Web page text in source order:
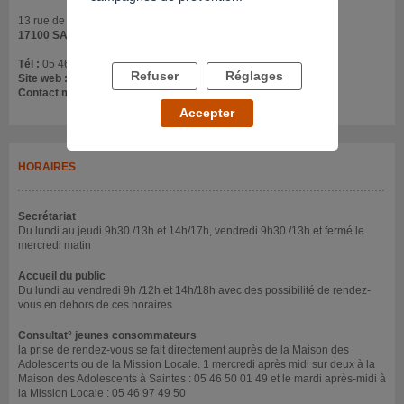
13 rue de Chermignac
17100 SAINTES
Tél : 05 46 93 44 45
Site web :
tremplin17.fr/votre-situation/addict/
Contact mail :
poleaddictologie.saintes@tremplin17.fr
HORAIRES
Secrétariat
Du lundi au jeudi 9h30 /13h et 14h/17h, vendredi 9h30 /13h et fermé le
mercredi matin
Accueil du public
Du lundi au vendredi 9h /12h et 14h/18h avec des possibilité de rendez-
vous en dehors de ces horaires
Consultat° jeunes consommateurs
la prise de rendez-vous se fait directement auprès de la Maison des
Adolescents ou de la Mission Locale. 1 mercredi après midi sur deux à la
Maison des Adolescents à Saintes : 05 46 50 01 49 et le mardi après-midi à
la Mission Locale : 05 46 97 49 50
Refuser Réglages
Accepter